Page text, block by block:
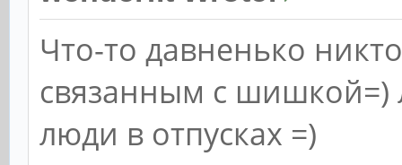
Что-то давненько
связанным с шишкой=)
люди в отпусках =)